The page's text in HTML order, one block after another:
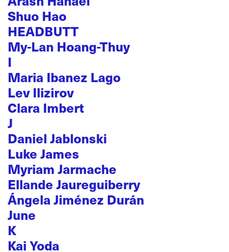
Shuo Hao
HEADBUTT
My-Lan Hoang-Thuy
I
Maria Ibanez Lago
Lev Ilizirov
Clara Imbert
J
Daniel Jablonski
Luke James
Myriam Jarmache
Ellande Jaureguiberry
Ángela Jiménez Durán
June
K
Kai Yoda